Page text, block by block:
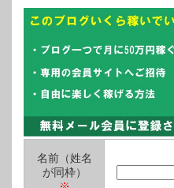
名前（姓名
が同枠）